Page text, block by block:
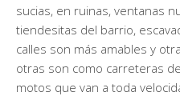
sucias, en ruinas, ventanas
tiendesitas del barrio,
calles son más amables y
otras son como carreteras
motos que van a toda